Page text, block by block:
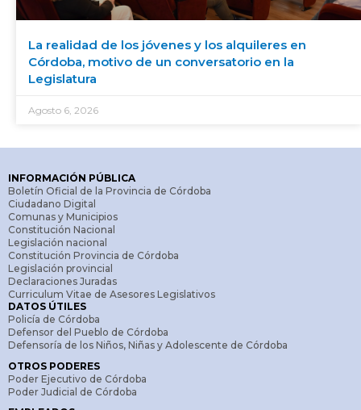
La realidad de los jóvenes y los alquileres en
Córdoba, motivo de un conversatorio en la
Legislatura
Agosto 6, 2026
INFORMACIÓN PÚBLICA
Boletín Oficial de la Provincia de Córdoba
Ciudadano Digital
Comunas y Municipios
Constitución Nacional
Legislación nacional
Constitución Provincia de Córdoba
Legislación provincial
Declaraciones Juradas
Curriculum Vitae de Asesores Legislativos
DATOS ÚTILES
Policía de Córdoba
Defensor del Pueblo de Córdoba
Defensoría de los Niños, Niñas y Adolescente de Córdoba
OTROS PODERES
Poder Ejecutivo de Córdoba
Poder Judicial de Córdoba